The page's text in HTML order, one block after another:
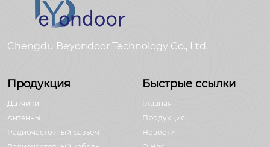
Chengdu Beyondoor Technology Co., Ltd.
Продукция
Датчики
Антенны
Радиочастотный разъем
Быстрые ссылки
Главная
Продукция
Новости